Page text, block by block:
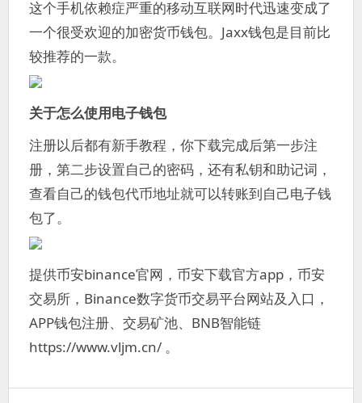
这个手机依赖症严重的移动互联网时代迅速变成了
一个很受欢迎的加密货币钱包。Jaxx钱包是目前比
较推荐的一款。
关于怎么使用电子钱包
注册以后都有新手教程，你下载完成后第一步注
册，第二步设置自己的密码，还有私钥和助记词，
查看自己的钱包代币地址就可以转账到自己电子钱
包了。
提供币安binance官网，币安下载官方app，币安
交易所，Binance数字货币交易平台网站及入口，
APP钱包注册、交易矿池、BNB智能链
https://www.vljm.cn/ 。